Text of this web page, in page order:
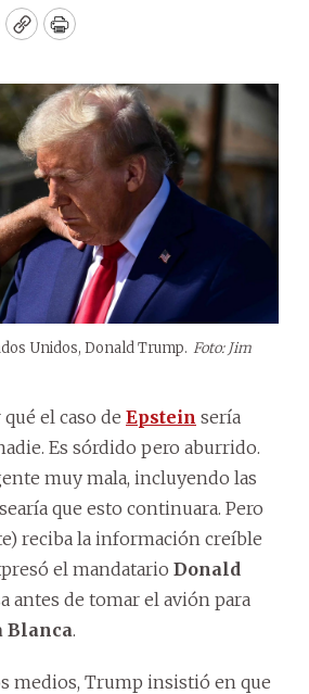
CopyPrint
Unidos, Donald Trump. Foto: Jim
el caso de Epstein sería
Es sórdido pero aburrido.
muy mala, incluyendo las
que esto continuara. Pero
reciba la información creíble
el mandatario Donald
antes de tomar el avión para
Blanca.
medios, Trump insistió en que